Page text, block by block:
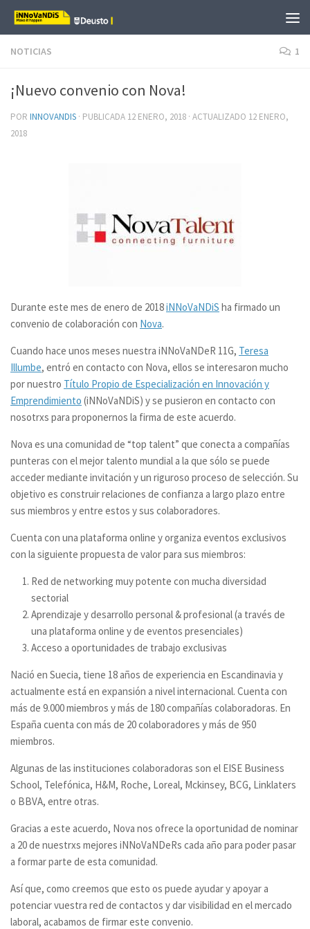
Saltar al contenido
NOTICIAS 1
¡Nuevo convenio con Nova!
POR INNOVANDIS · PUBLICADA 12 ENERO, 2018 · ACTUALIZADO 12 ENERO,
2018
Durante este mes de enero de 2018iNNoVaNDiS ha firmado un
convenio de colaboración con Nova.
Cuando hace unos meses nuestra iNNoVaNDeR 11G, Teresa
Illumbe, entró en contacto con Nova, ellos se interesaron mucho
por nuestro Título Propio de Especialización en Innovación y
Emprendimiento (iNNoVaNDiS) y se pusieron en contacto con
nosotrxs para proponernos la firma de este acuerdo.
Nova es una comunidad de “top talent” que conecta a compañías
punteras con el mejor talento mundial a la que sólo se puede
acceder mediante invitación y un riguroso proceso de selección. Su
objetivo es construir relaciones de confianza a largo plazo entre
sus miembros y entre estos y sus colaboradores.
Cuenta con una plataforma online y organiza eventos exclusivos
con la siguiente propuesta de valor para sus miembros:
Red de networking muy potente con mucha diversidad
sectorial
Aprendizaje y desarrollo personal & profesional (a través de
una plataforma online y de eventos presenciales)
Acceso a oportunidades de trabajo exclusivas
Nació en Suecia, tiene 18 años de experiencia en Escandinavia y
actualmente está en expansión a nivel internacional. Cuenta con
más de 9.000 miembros y más de 180 compañías colaboradoras. En
España cuenta con más de 20 colaboradores y más de 950
miembros.
Algunas de las instituciones colaboradoras son el EISE Business
School, Telefónica, H&M, Roche, Loreal, Mckinsey, BCG, Linklaters
o BBVA, entre otras.
Gracias a este acuerdo, Nova nos ofrece la oportunidad de nominar
a 20 de nuestrxs mejores iNNoVaNDeRs cada año para poder pasar
a formar parte de esta comunidad.
Así que, como creemos que esto os puede ayudar y apoyar a
potenciar vuestra red de contactos y dar visibilidad en el mercado
laboral, acabamos de firmar este convenio.